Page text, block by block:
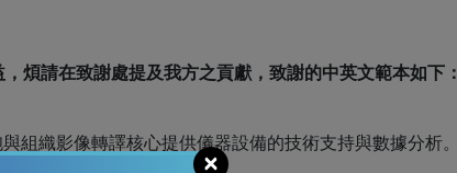
請在致謝處提及我方之貢獻，致謝的中英文範本如下：
組織影像轉譯核心提供儀器設備的技術支持與數據分析。
×